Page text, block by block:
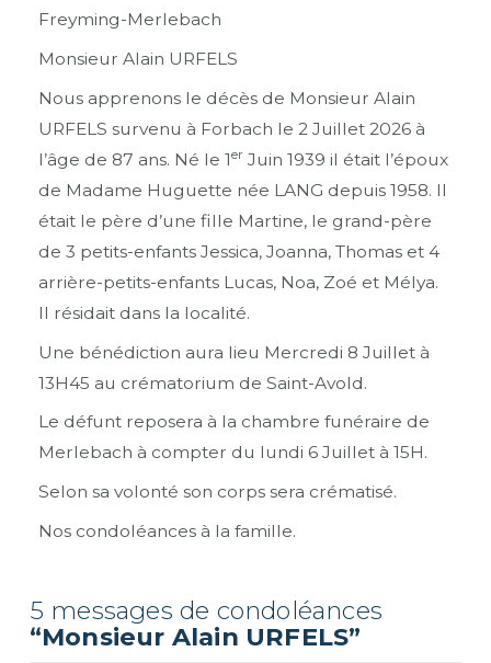
Freyming-Merlebach
Monsieur Alain URFELS
Nous apprenons le décès de Monsieur Alain
URFELS survenu à Forbach le 2 Juillet 2026 à
l’âge de 87 ans. Né le 1erJuin 1939 il était l’époux
de Madame Huguette née LANG depuis 1958. Il
était le père d’une fille Martine, le grand-père
de 3 petits-enfants Jessica, Joanna, Thomas et 4
arrière-petits-enfants Lucas, Noa, Zoé et Mélya.
Il résidait dans la localité.
Une bénédiction aura lieu Mercredi 8 Juillet à
13H45 au crématorium de Saint-Avold.
Le défunt reposera à la chambre funéraire de
Merlebach à compter du lundi 6 Juillet à 15H.
Selon sa volonté son corps sera crématisé.
Nos condoléances à la famille.
5 messages de condoléances
“Monsieur Alain URFELS”